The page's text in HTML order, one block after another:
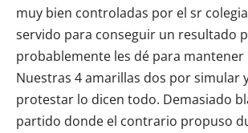
muy bien controladas por el sr
servido para conseguir un resultado
probablemente les dé para mantener
Nuestras 4 amarillas dos por simular
protestar lo dicen todo. Demasiado
partido donde el contrario propuso